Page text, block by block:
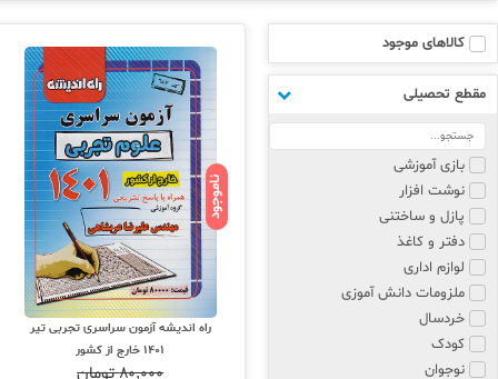
کالاهای موجود
مقطع تحصیلی
بازی آموزشی
نوشت افزار
پازل و ساختنی
دفتر و کاغذ
لوازم اداری
ملزومات دانش آموزی
خردسال
کودک
نوجوان
ناموجود
راه اندیشه آزمون سراسری تجربی تیر
1401 خارج از کشور
۸۰,۰۰۰تومان